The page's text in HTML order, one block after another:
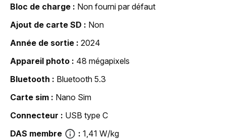
Bloc de charge
Non fourni par défaut
Ajout de carte SD
Non
Année de sortie
2024
Appareil photo
48 mégapixels
Bluetooth
Bluetooth 5.3
Carte sim
Nano Sim
Connecteur
USB type C
DAS membre
1,41 W/kg